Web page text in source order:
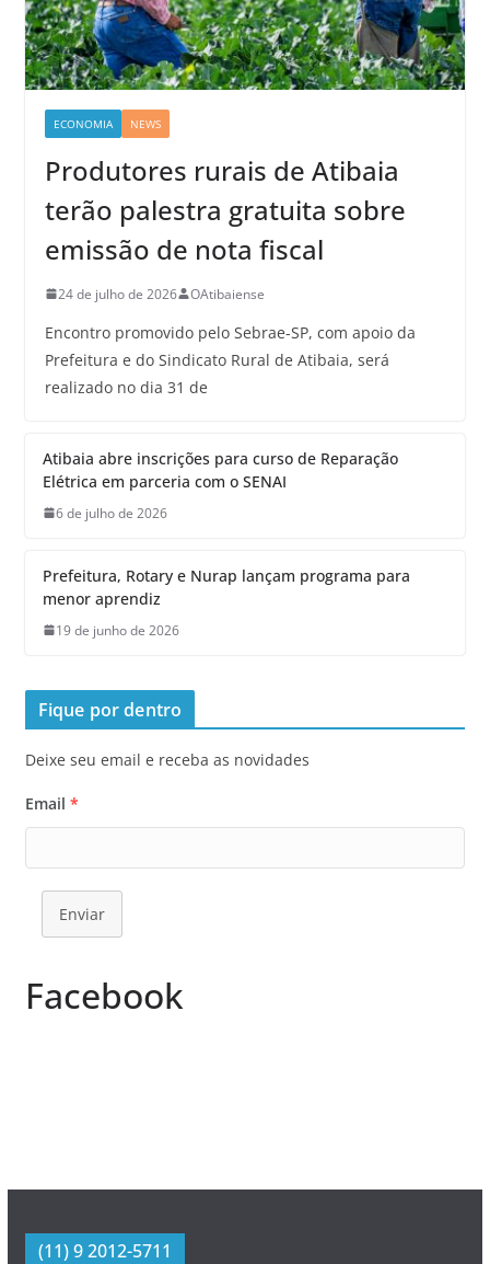
ECONOMIA NEWS
Produtores rurais de Atibaia
terão palestra gratuita sobre
emissão de nota fiscal
24 de julho de 2026 OAtibaiense
Encontro promovido pelo Sebrae-SP, com apoio da
Prefeitura e do Sindicato Rural de Atibaia, será
realizado no dia 31 de
Atibaia abre inscrições para curso de Reparação
Elétrica em parceria com o SENAI
6 de julho de 2026
Prefeitura, Rotary e Nurap lançam programa para
menor aprendiz
19 de junho de 2026
Fique por dentro
Deixe seu email e receba as novidades
Email *
Enviar
Facebook
(11) 9 2012-5711